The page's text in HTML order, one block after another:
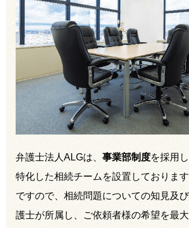
弁護士法人ALGは、 事業部制度を採用
特化した相続チームを設置しております
ですので、相続問題についての知見及
護士が所属し、ご依頼者様の希望を最